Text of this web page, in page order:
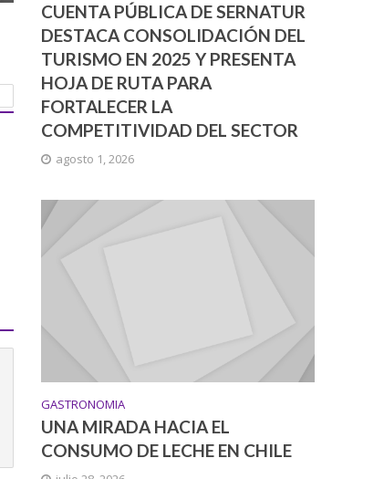
CUENTA PÚBLICA DE SERNATUR
DESTACA CONSOLIDACIÓN DEL
TURISMO EN 2025 Y PRESENTA
HOJA DE RUTA PARA
FORTALECER LA
COMPETITIVIDAD DEL SECTOR
agosto 1, 2026
GASTRONOMIA
UNA MIRADA HACIA EL
CONSUMO DE LECHE EN CHILE